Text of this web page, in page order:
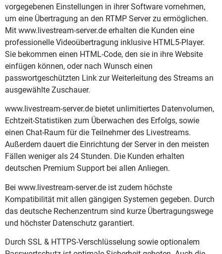
vorgegebenen Einstellungen in ihrer Software vornehmen,
um eine Übertragung an den RTMP Server zu ermöglichen.
Mit www.livestream-server.de erhalten die Kunden eine
professionelle Videoübertragung inklusive HTML5-Player.
Sie bekommen einen HTML-Code, den sie in ihre Website
einfügen können, oder nach Wunsch einen
passwortgeschützten Link zur Weiterleitung des Streams an
ausgewählte Zuschauer.
www.livestream-server.de bietet unlimitiertes Datenvolumen,
Echtzeit-Statistiken zum Überwachen des Erfolgs, sowie
einen Chat-Raum für die Teilnehmer des Livestreams.
Außerdem dauert die Einrichtung der Server in den meisten
Fällen weniger als 24 Stunden. Die Kunden erhalten
deutschen Premium Support bei allen Anliegen.
Bei www.livestream-server.de ist zudem höchste
Kompatibilität mit allen gängigen Systemen gegeben. Durch
das deutsche Rechenzentrum sind kurze Übertragungswege
und höchster Datenschutz garantiert.
Durch SSL & HTTPS-Verschlüsselung sowie optionalem